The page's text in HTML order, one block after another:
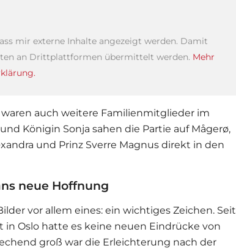
mir externe Inhalte angezeigt werden. Damit
an Drittplattformen übermittelt werden. Mehr
auch weitere Familienmitglieder im
Königin Sonja sahen die Partie auf Mågerø,
und Prinz Sverre Magnus direkt in den
neue Hoffnung
vor allem eines: ein wichtiges Zeichen. Seit
Oslo hatte es keine neuen Eindrücke von
groß war die Erleichterung nach der